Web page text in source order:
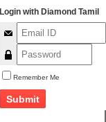
Login with Diamond Tamil
Remember Me